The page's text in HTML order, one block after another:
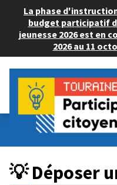
La phase
budget participatif
jeunesse 2026 est en
2026 au 11
Budget Participatif
💡 Déposer un projet
💡 Déposer